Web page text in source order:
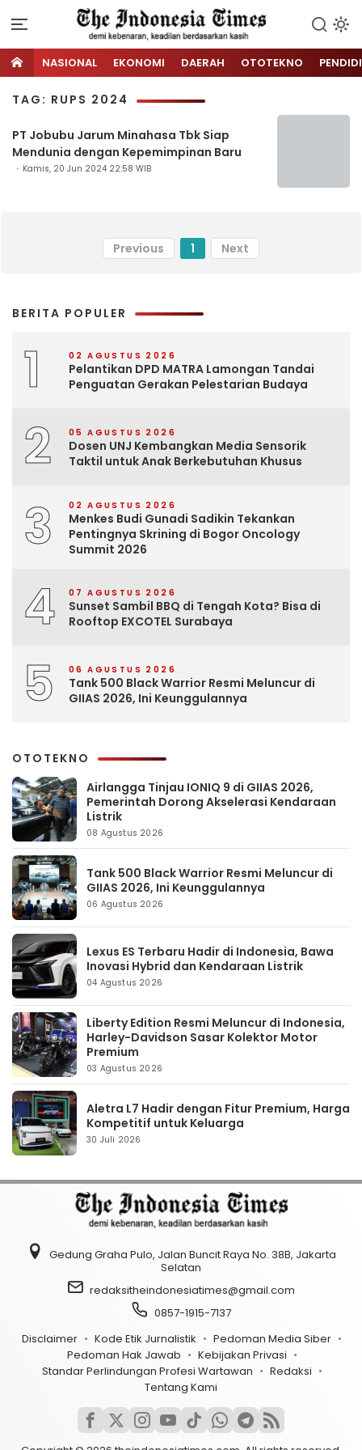
NASIONAL EKONOMI DAERAH OTOTEKNO
TAG: RUPS 2024
PT Jobubu Jarum Minahasa Tbk Siap
Mendunia dengan Kepemimpinan Baru
Kamis, 20 Jun 2024 22:58 WIB
Previous 1 Next
BERITA POPULER
1 02 AGUSTUS 2026
Pelantikan DPD MATRA Lamongan Tandai
Penguatan Gerakan Pelestarian Budaya
2 05 AGUSTUS 2026
Dosen UNJ Kembangkan Media Sensorik
Taktil untuk Anak Berkebutuhan Khusus
3 02 AGUSTUS 2026
Menkes Budi Gunadi Sadikin Tekankan
Pentingnya Skrining di Bogor Oncology
Summit 2026
4 07 AGUSTUS 2026
Sunset Sambil BBQ di Tengah Kota? Bisa di
Rooftop EXCOTEL Surabaya
5 06 AGUSTUS 2026
Tank 500 Black Warrior Resmi Meluncur di
GIIAS 2026, Ini Keunggulannya
OTOTEKNO
Airlangga Tinjau IONIQ 9 di GIIAS 2026,
Pemerintah Dorong Akselerasi Kendaraan
Listrik
08 Agustus 2026
Tank 500 Black Warrior Resmi Meluncur di
GIIAS 2026, Ini Keunggulannya
06 Agustus 2026
Lexus ES Terbaru Hadir di Indonesia, Bawa
Inovasi Hybrid dan Kendaraan Listrik
04 Agustus 2026
Liberty Edition Resmi Meluncur di Indonesia,
Harley-Davidson Sasar Kolektor Motor
Premium
03 Agustus 2026
Aletra L7 Hadir dengan Fitur Premium, Harga
Kompetitif untuk Keluarga
30 Juli 2026
Gedung Graha Pulo, Jalan Buncit Raya No. 38B, Jakarta
Selatan
redaksitheindonesiatimes@gmail.com
0857-1915-7137
Disclaimer
Kode Etik Jurnalistik
Pedoman Media Siber
Pedoman Hak Jawab
Kebijakan Privasi
Standar Perlindungan Profesi Wartawan
Redaksi
Tentang Kami